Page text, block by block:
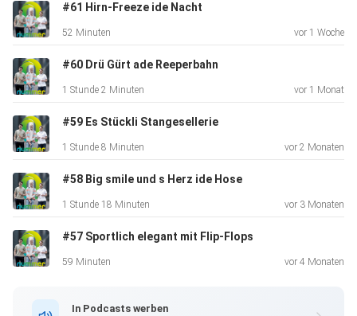
#61 Hirn-Freeze ide Nacht
52 Minuten vor 1 Woche
#60 Drü Gürt ade Reeperbahn
1 Stunde 2 Minuten vor 1 Monat
#59 Es Stückli Stangesellerie
1 Stunde 8 Minuten vor 2 Monaten
#58 Big smile und s Herz ide Hose
1 Stunde 18 Minuten vor 3 Monaten
#57 Sportlich elegant mit Flip-Flops
59 Minuten vor 4 Monaten
In Podcasts werben